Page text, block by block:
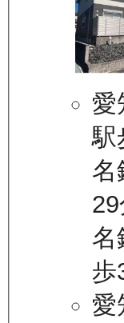
愛
駅
名
名
歩
愛